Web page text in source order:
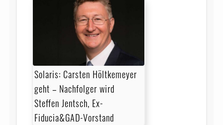
Solaris: Carsten Höltkemeyer
geht – Nachfolger wird
Steffen Jentsch, Ex-
Fiducia&GAD-Vorstand